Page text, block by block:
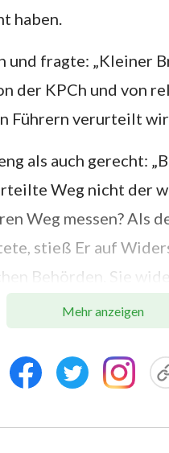
haben.
und fragte: „Kleiner
der KPCh und von
Führern verurteilt
als auch gerecht:
Weg nicht der
Weg messen? Als
stieß Er auf
Behörden. Sie
und sie
war und dass Sein
würden wir
Zeit hineingeboren
Mehr anzeigen